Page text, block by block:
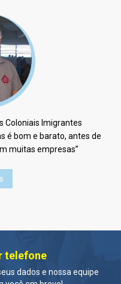
Coloniais Imigrantes
é bom e barato, antes de
muitas empresas”
telefone
dados e nossa equipe